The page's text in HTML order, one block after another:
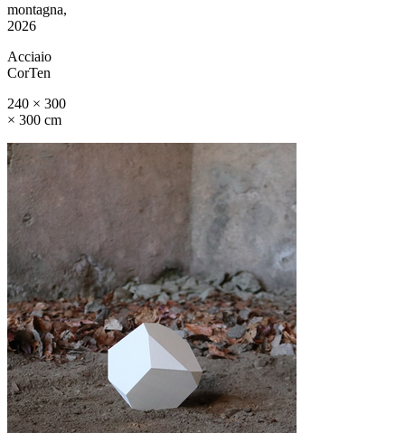
montagna,
2026
Acciaio
CorTen
240 × 300
× 300 cm